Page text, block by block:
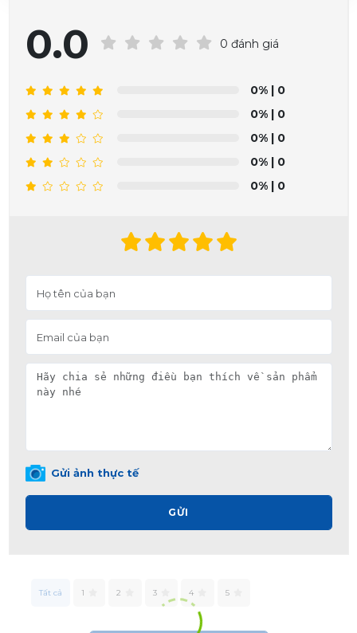
0.0 0 đánh giá
0% | 0
0% | 0
0% | 0
0% | 0
0% | 0
Gửi ảnh thực tế
GỬI
Tất cả 1 2 3 4 5